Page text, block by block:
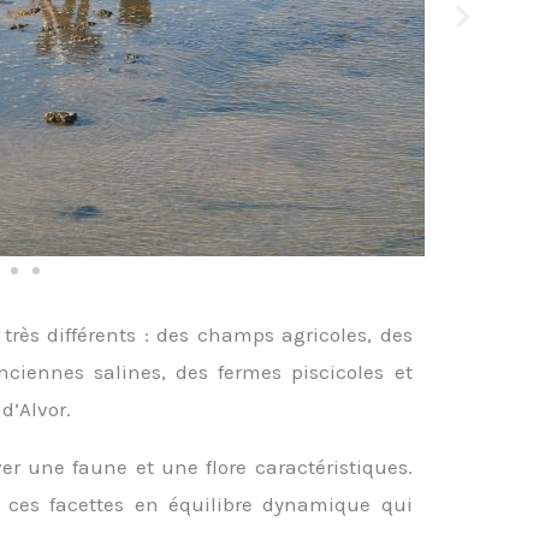
différents : des champs agricoles, des
salines, des fermes piscicoles et
une faune et une flore caractéristiques.
facettes en équilibre dynamique qui